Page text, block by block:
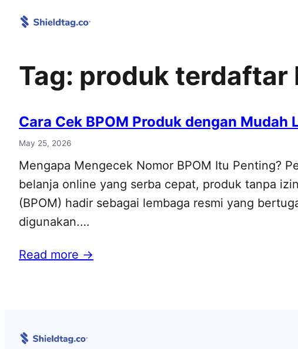
Skip
Tag: produk terdaftar
Cara Cek BPOM Produk dengan
May 25, 2026
Mengapa Mengecek Nomor BPOM Itu Penting?
belanja online yang serba cepat, produk tanpa
(BPOM) hadir sebagai lembaga resmi yang
digunakan.…
Read more →